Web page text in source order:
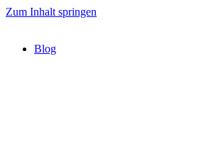
Zum Inhalt springen
Blog